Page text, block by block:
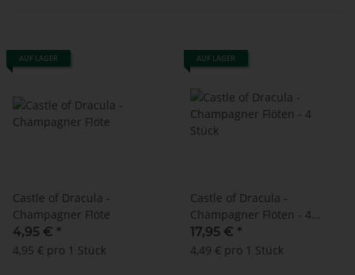
AUF LAGER
Castle of Dracula -
Champagner Flöte
4,95 € *
4,95 € pro 1 Stück
AUF LAGER
Castle of Dracula -
Champagner Flöten - 4
Stück
17,95 € *
4,49 € pro 1 Stück